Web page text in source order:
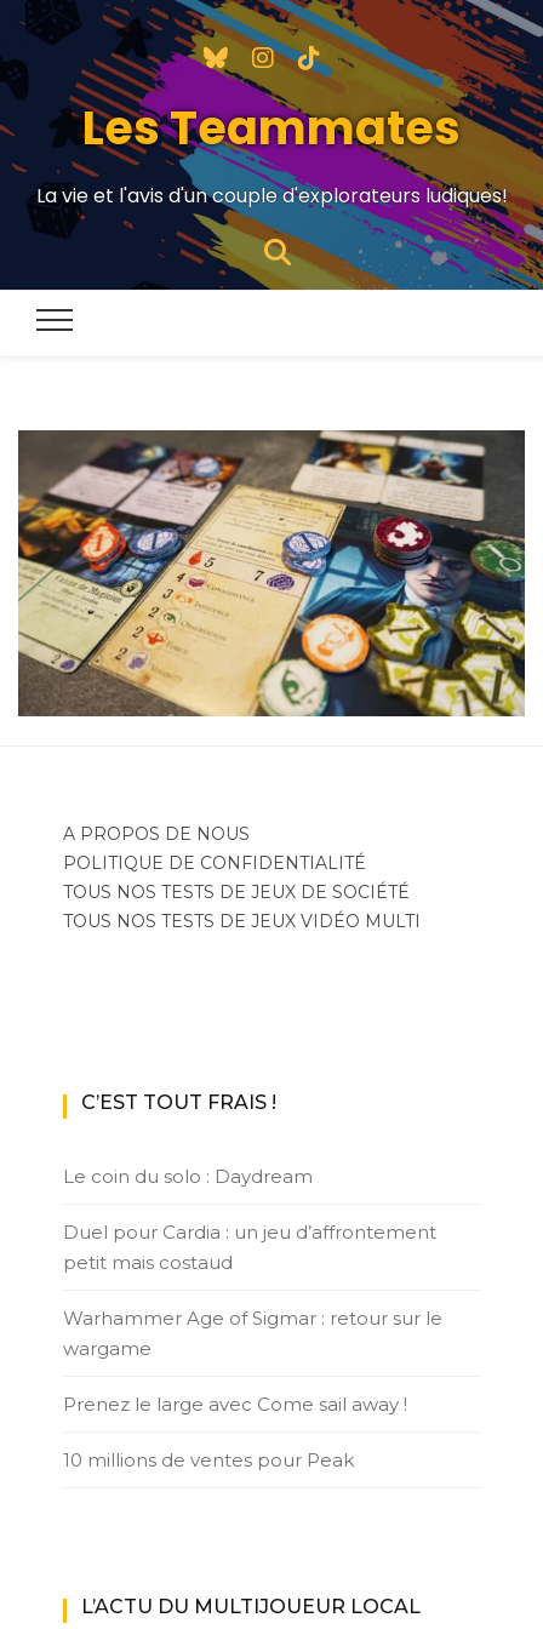
Les Teammates
La vie et l'avis d'un couple d'explorateurs ludiques!
A PROPOS DE NOUS
POLITIQUE DE CONFIDENTIALITÉ
TOUS NOS TESTS DE JEUX DE SOCIÉTÉ
TOUS NOS TESTS DE JEUX VIDÉO MULTI
C’EST TOUT FRAIS !
Le coin du solo : Daydream
Duel pour Cardia : un jeu d’affrontement
petit mais costaud
Warhammer Age of Sigmar : retour sur le
wargame
Prenez le large avec Come sail away !
10 millions de ventes pour Peak
L’ACTU DU MULTIJOUEUR LOCAL